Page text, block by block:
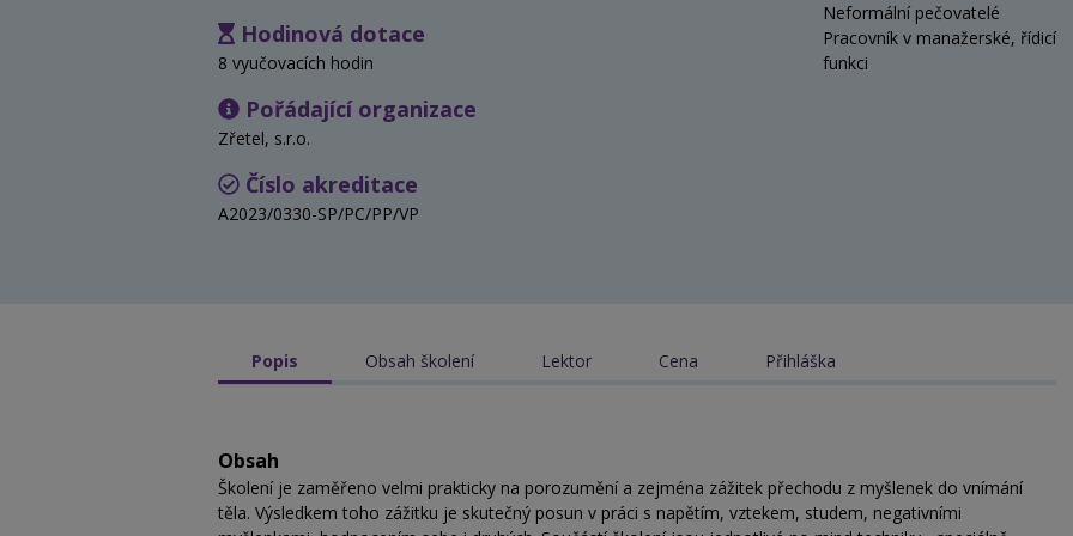
Hodinová dotace
8 vyučovacích hodin
Pořádající organizace
Zřetel, s.r.o.
Číslo akreditace
A2023/0330-SP/PC/PP/VP
Neformální pečovatelé
Pracovník v manažerské, řídicí
funkci
Popis Obsah školení Lektor Cena Přihláška
Obsah
Školení je zaměřeno velmi prakticky na porozumění a zejména zážitek přechodu z myšlenek do vnímání
těla. Výsledkem toho zážitku je skutečný posun v práci s napětím, vztekem, studem, negativními